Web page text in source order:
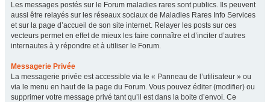
Les messages postés sur le Forum maladies rares sont publics. Ils peuvent
aussi être relayés sur les réseaux sociaux de Maladies Rares Info Services
et sur la page d’accueil de son site internet. Relayer les posts sur ces
vecteurs permet en effet de mieux les faire connaître et d’inciter d’autres
internautes à y répondre et à utiliser le Forum.
Messagerie Privée
La messagerie privée est accessible via le « Panneau de l’utilisateur » ou
via le menu en haut de la page du Forum. Vous pouvez éditer (modifier) ou
supprimer votre message privé tant qu’il est dans la boite d’envoi. Ce